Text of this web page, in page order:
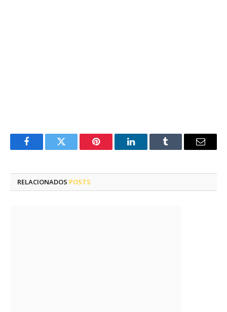
FacebookTwitter Pinterest LinkedInTumblr
E-
RELACIONADOS POSTS